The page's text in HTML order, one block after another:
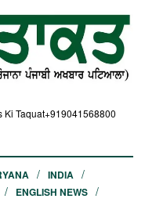
Ki Taquat+919041568800
INDIA
ENGLISH NEWS